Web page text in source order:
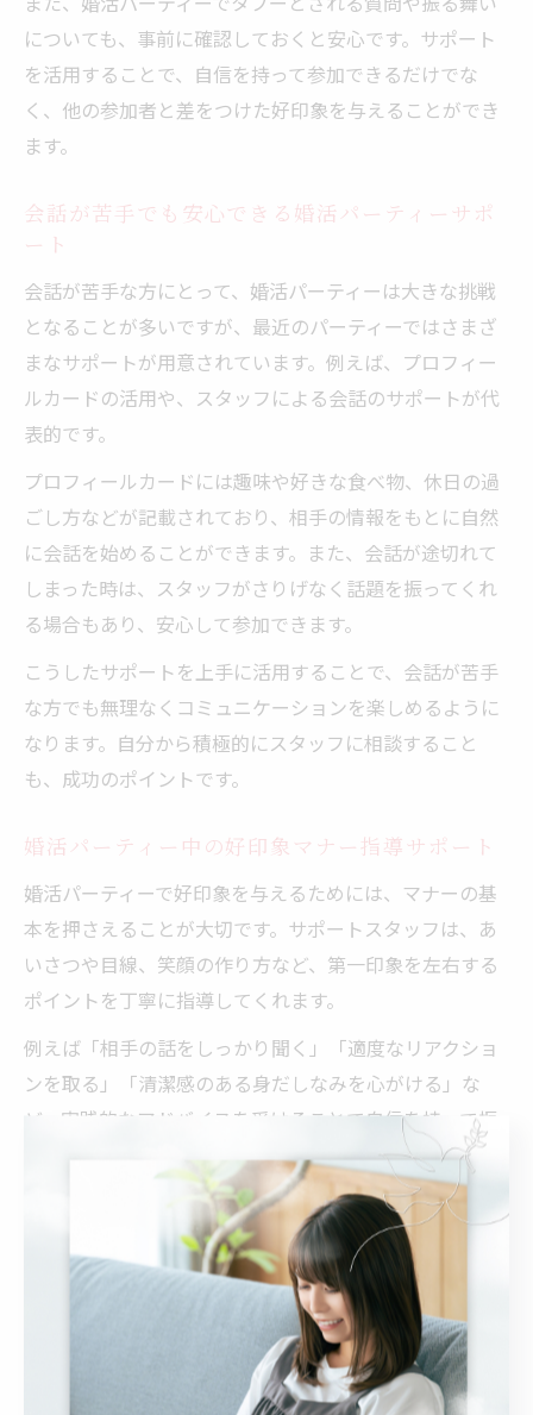
についても、事前に確認しておくと安心です。サポート
を活用することで、自信を持って参加できるだけでな
く、他の参加者と差をつけた好印象を与えることができ
ます。
会話が苦手でも安心できる婚活パーティーサポ
ート
会話が苦手な方にとって、婚活パーティーは大きな挑戦
となることが多いですが、最近のパーティーではさまざ
まなサポートが用意されています。例えば、プロフィー
ルカードの活用や、スタッフによる会話のサポートが代
表的です。
プロフィールカードには趣味や好きな食べ物、休日の過
ごし方などが記載されており、相手の情報をもとに自然
に会話を始めることができます。また、会話が途切れて
しまった時は、スタッフがさりげなく話題を振ってくれ
る場合もあり、安心して参加できます。
こうしたサポートを上手に活用することで、会話が苦手
な方でも無理なくコミュニケーションを楽しめるように
なります。自分から積極的にスタッフに相談すること
も、成功のポイントです。
婚活パーティー中の好印象マナー指導サポート
婚活パーティーで好印象を与えるためには、マナーの基
本を押さえることが大切です。サポートスタッフは、あ
いさつや目線、笑顔の作り方など、第一印象を左右する
ポイントを丁寧に指導してくれます。
例えば「相手の話をしっかり聞く」「適度なリアクショ
ンを取る」「清潔感のある身だしなみを心がける」な
ど、実践的なアドバイスを受けることで自信を持って振
る舞うことができます。特に、会話中のスマートな相づ
ちや、聞き役に回る姿勢は好感度アップにつながりま
失敗例として、緊張のあまり目を合わせられなかった
り、話を遮ってしまうケースが見られます。こうした点
もスタッフが丁寧にフィードバックしてくれるので、改
善しやすいのがサポートの魅力です。